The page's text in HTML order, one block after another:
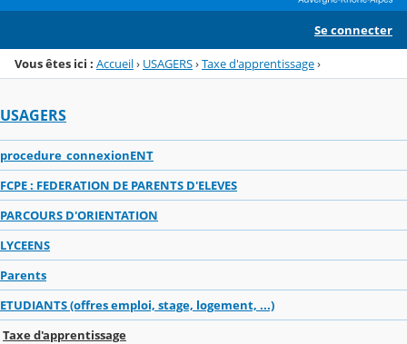
Se connecter
Vous êtes ici : Accueil› USAGERS›Taxe d'apprentissage›
USAGERS
procedure_connexionENT
FCPE : FEDERATION DE PARENTS D'ELEVES
PARCOURS D'ORIENTATION
LYCEENS
Parents
ETUDIANTS (offres emploi, stage, logement, ...)
Taxe d'apprentissage